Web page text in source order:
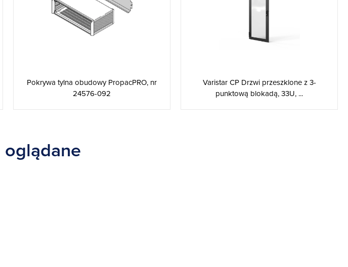
Pokrywa tylna obudowy PropacPRO, nr
24576-092
Varistar CP Drzwi przeszklone z 3-
punktową blokadą, 33U, ...
oglądane